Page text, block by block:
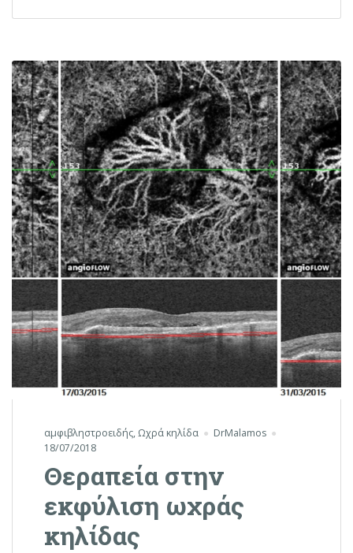
αμφιβληστροειδής,Ωχρά κηλίδα
DrMalamos
18/07/2018
Θεραπεία στην
εκφύλιση ωχράς
κηλίδας